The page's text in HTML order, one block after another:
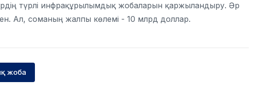
түрлі инфрақұрылымдық жобаларын қаржыландыру. Әр
Ал, соманың жалпы көлемі - 10 млрд доллар.
жоба